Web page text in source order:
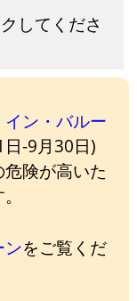
してくださ
イン・バルー
-9月30日)
険が高いた
ンをご覧くだ